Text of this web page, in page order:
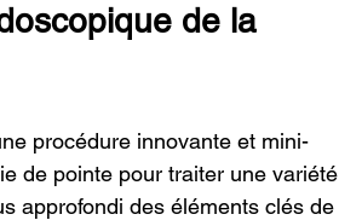
de la
procédure innovante et mini-
de pointe pour traiter une variété
approfondi des éléments clés de